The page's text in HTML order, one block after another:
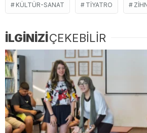
KÜLTÜR-SANAT TIYATRO
İLGİNİZİÇEKEBİLİR